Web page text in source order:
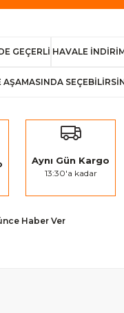
GEÇERLİ HAVALE
AŞAMASINDA
Aynı Gün Kargo
13:30'a kadar
Haber Ver